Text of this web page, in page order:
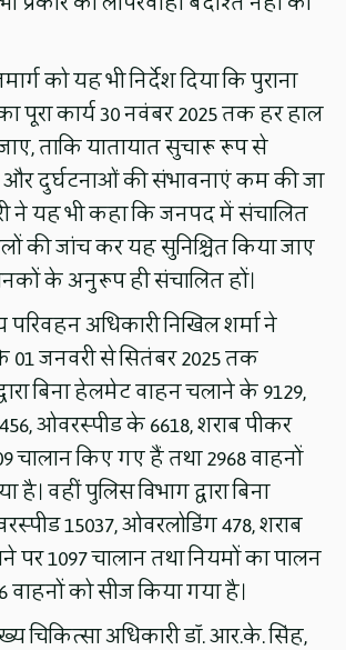
को यह भी निर्देश दिया कि पुराना
पूरा कार्य 30 नवंबर 2025 तक हर हाल
ताकि यातायात सुचारू रूप से
दुर्घटनाओं की संभावनाएं कम की जा
ने यह भी कहा कि जनपद में संचालित
की जांच कर यह सुनिश्चित किया जाए
के अनुरूप ही संचालित हों।
अधिकारी निखिल शर्मा ने
01 जनवरी से सितंबर 2025 तक
बिना हेलमेट वाहन चलाने के 9129,
ओवरस्पीड के 6618, शराब पीकर
चालान किए गए हैं तथा 2968 वाहनों
वहीं पुलिस विभाग द्वारा बिना
15037, ओवरलोडिंग 478, शराब
पर 1097 चालान तथा नियमों का पालन
को सीज किया गया है।
चिकित्सा अधिकारी डॉ. आर.के. सिंह,